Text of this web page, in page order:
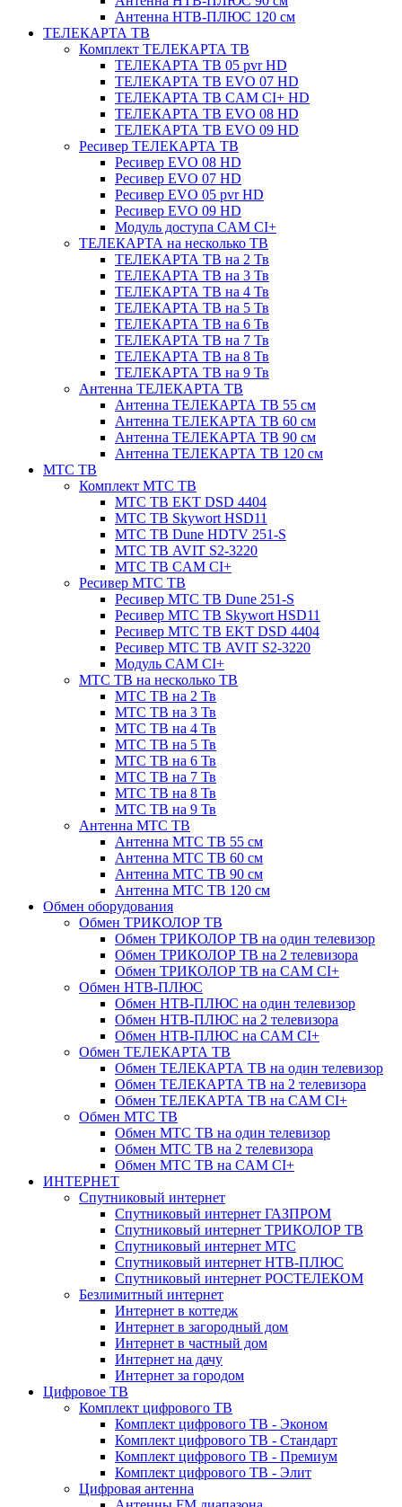
Антенна НТВ-ПЛЮС 120 см
ТЕЛЕКАРТА ТВ
Комплект ТЕЛЕКАРТА ТВ
ТЕЛЕКАРТА ТВ 05 pvr HD
ТЕЛЕКАРТА ТВ EVO 07 HD
ТЕЛЕКАРТА ТВ CAM CI+ HD
ТЕЛЕКАРТА ТВ EVO 08 HD
ТЕЛЕКАРТА ТВ EVO 09 HD
Ресивер ТЕЛЕКАРТА ТВ
Ресивер EVO 08 HD
Ресивер EVO 07 HD
Ресивер EVO 05 pvr HD
Ресивер EVO 09 HD
Модуль доступа CAM CI+
ТЕЛЕКАРТА на несколько ТВ
ТЕЛЕКАРТА ТВ на 2 Тв
ТЕЛЕКАРТА ТВ на 3 Тв
ТЕЛЕКАРТА ТВ на 4 Тв
ТЕЛЕКАРТА ТВ на 5 Тв
ТЕЛЕКАРТА ТВ на 6 Тв
ТЕЛЕКАРТА ТВ на 7 Тв
ТЕЛЕКАРТА ТВ на 8 Тв
ТЕЛЕКАРТА ТВ на 9 Тв
Антенна ТЕЛЕКАРТА ТВ
Антенна ТЕЛЕКАРТА ТВ 55 см
Антенна ТЕЛЕКАРТА ТВ 60 см
Антенна ТЕЛЕКАРТА ТВ 90 см
Антенна ТЕЛЕКАРТА ТВ 120 см
МТС ТВ
Комплект МТС ТВ
МТС ТВ EKT DSD 4404
МТС ТВ Skywort HSD11
МТС ТВ Dune HDTV 251-S
МТС ТВ AVIT S2-3220
МТС ТВ CAM CI+
Ресивер МТС ТВ
Ресивер МТС ТВ Dune 251-S
Ресивер МТС ТВ Skywort HSD11
Ресивер МТС ТВ EKT DSD 4404
Ресивер МТС ТВ AVIT S2-3220
Модуль CAM CI+
МТС ТВ на несколько ТВ
МТС ТВ на 2 Тв
МТС ТВ на 3 Тв
МТС ТВ на 4 Тв
МТС ТВ на 5 Тв
МТС ТВ на 6 Тв
МТС ТВ на 7 Тв
МТС ТВ на 8 Тв
МТС ТВ на 9 Тв
Антенна МТС ТВ
Антенна МТС ТВ 55 см
Антенна МТС ТВ 60 см
Антенна МТС ТВ 90 см
Антенна МТС ТВ 120 см
Обмен оборудования
Обмен ТРИКОЛОР ТВ
Обмен ТРИКОЛОР ТВ на один телевизор
Обмен ТРИКОЛОР ТВ на 2 телевизора
Обмен ТРИКОЛОР ТВ на CAM CI+
Обмен НТВ-ПЛЮС
Обмен НТВ-ПЛЮС на один телевизор
Обмен НТВ-ПЛЮС на 2 телевизора
Обмен НТВ-ПЛЮС на CAM CI+
Обмен ТЕЛЕКАРТА ТВ
Обмен ТЕЛЕКАРТА ТВ на один телевизор
Обмен ТЕЛЕКАРТА ТВ на 2 телевизора
Обмен ТЕЛЕКАРТА ТВ на CAM CI+
Обмен МТС ТВ
Обмен МТС ТВ на один телевизор
Обмен МТС ТВ на 2 телевизора
Обмен МТС ТВ на CAM CI+
ИНТЕРНЕТ
Спутниковый интернет
Спутниковый интернет ГАЗПРОМ
Спутниковый интернет ТРИКОЛОР ТВ
Спутниковый интернет МТС
Спутниковый интернет НТВ-ПЛЮС
Спутниковый интернет РОСТЕЛЕКОМ
Безлимитный интернет
Интернет в коттедж
Интернет в загородный дом
Интернет в частный дом
Интернет на дачу
Интернет за городом
Цифровое ТВ
Комплект цифрового ТВ
Комплект цифрового ТВ - Эконом
Комплект цифрового ТВ - Стандарт
Комплект цифрового ТВ - Премиум
Комплект цифрового ТВ - Элит
Цифровая антенна